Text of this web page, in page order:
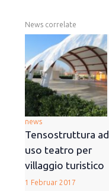
News correlate
news
Tensostruttura ad
uso teatro per
villaggio turistico
1 Februar 2017